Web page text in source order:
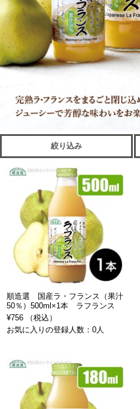
絞り込み
順造選 国産ラ・フランス（果汁
50％）500ml×1本 ラフランス
¥756 （税込）
お気に入りの登録人数：0人